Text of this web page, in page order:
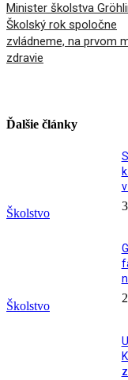
Minister školstva
Školský rok spoločne
zvládneme, na prvom
zdravie
Ďalšie články
Školstvo
Školstvo